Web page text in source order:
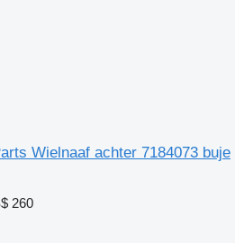
Wielnaaf achter 7184073 buje
260